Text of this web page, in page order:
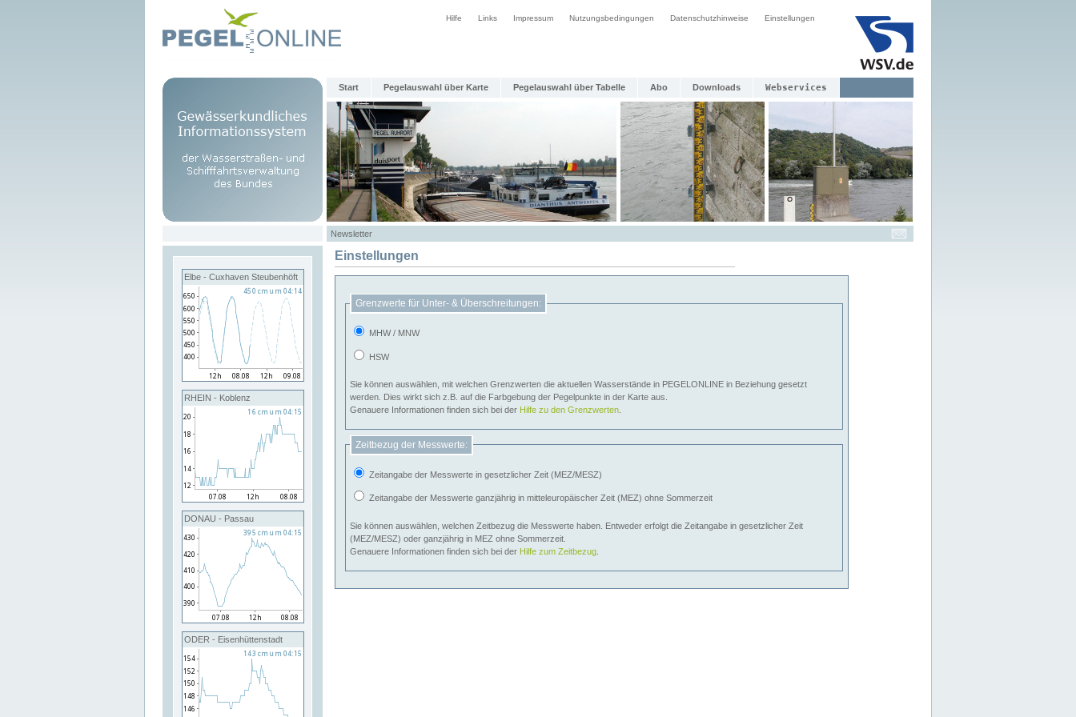
Hilfe Links Impressum Nutzungsbedingungen Datenschutzhinweise Einstellungen
Start Pegelauswahl über Karte Pegelauswahl über Tabelle Abo Downloads Webservices
Newsletter
Elbe - Cuxhaven Steubenhöft
RHEIN - Koblenz
DONAU - Passau
ODER - Eisenhüttenstadt
Einstellungen
Grenzwerte für Unter- & Überschreitungen:
MHW / MNW
HSW
Sie können auswählen, mit welchen Grenzwerten die aktuellen Wasserstände in PEGELONLINE in Beziehung gesetzt
werden. Dies wirkt sich z.B. auf die Farbgebung der Pegelpunkte in der Karte aus.
Genauere Informationen finden sich bei der Hilfe zu den Grenzwerten
Zeitbezug der Messwerte:
Zeitangabe der Messwerte in gesetzlicher Zeit (MEZ/MESZ)
Zeitangabe der Messwerte ganzjährig in mitteleuropäischer Zeit (MEZ) ohne Sommerzeit
Sie können auswählen, welchen Zeitbezug die Messwerte haben. Entweder erfolgt die Zeitangabe in gesetzlicher Zeit
(MEZ/MESZ) oder ganzjährig in MEZ ohne Sommerzeit.
Genauere Informationen finden sich bei der Hilfe zum Zeitbezug